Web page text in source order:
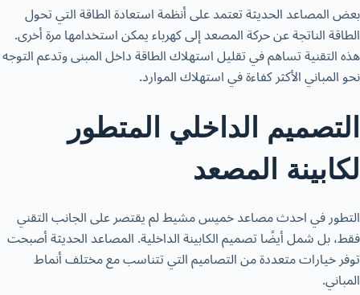
بعض المصاعد الحديثة تعتمد على أنظمة استعادة الطاقة التي تحول
الطاقة الناتجة عن حركة المصعد إلى كهرباء يمكن استخدامها مرة أخرى.
هذه التقنية تساهم في تقليل استهلاك الطاقة داخل المبنى وتدعم التوجه
نحو المباني الأكثر كفاءة في استهلاك الموارد.
التصميم الداخلي المتطور
لكابينة المصعد
التطور فياحدث مصاعد خميس مشيطلم يقتصر على الجانب التقني
فقط، بل شمل أيضًا تصميم الكابينة الداخلية. المصاعد الحديثة أصبحت
توفر خيارات متعددة من التصاميم التي تتناسب مع مختلف أنماط
المباني.